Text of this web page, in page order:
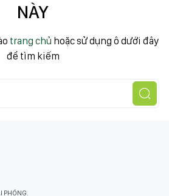
NÀY
trang chủ hoặc sử dụng ô dưới đây
để tìm kiếm
PHÓNG.